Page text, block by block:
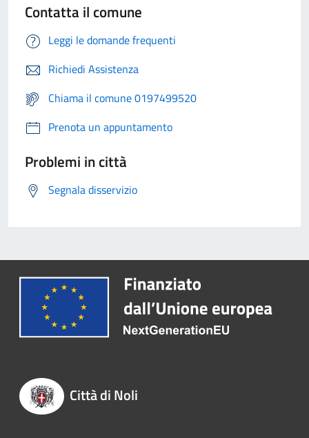
Contatta il comune
Leggi le domande frequenti
Richiedi Assistenza
Chiama il comune 0197499520
Prenota un appuntamento
Problemi in città
Segnala disservizio
Città di Noli